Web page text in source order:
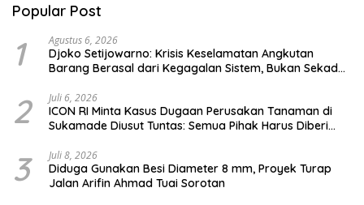
Popular Post
1 Agustus 6, 2026
Djoko Setijowarno: Krisis Keselamatan Angkutan
Barang Berasal dari Kegagalan Sistem, Bukan Sekadar
2 Juli 6, 2026
ICON RI Minta Kasus Dugaan Perusakan Tanaman di
Sukamade Diusut Tuntas: Semua Pihak Harus Diberi
3 Juli 8, 2026
Diduga Gunakan Besi Diameter 8 mm, Proyek Turap
Jalan Arifin Ahmad Tuai Sorotan